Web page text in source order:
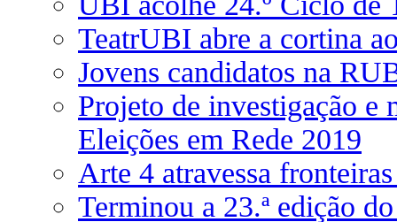
TeatrUBI abre a cortina
Jovens candidatos na
Projeto de investigação
Eleições em Rede 2019
Arte 4 atravessa
Terminou a 23.ª edição